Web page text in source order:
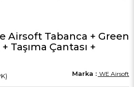
Airsoft Tabanca + Green
Taşıma Çantası +
WE Airsoft